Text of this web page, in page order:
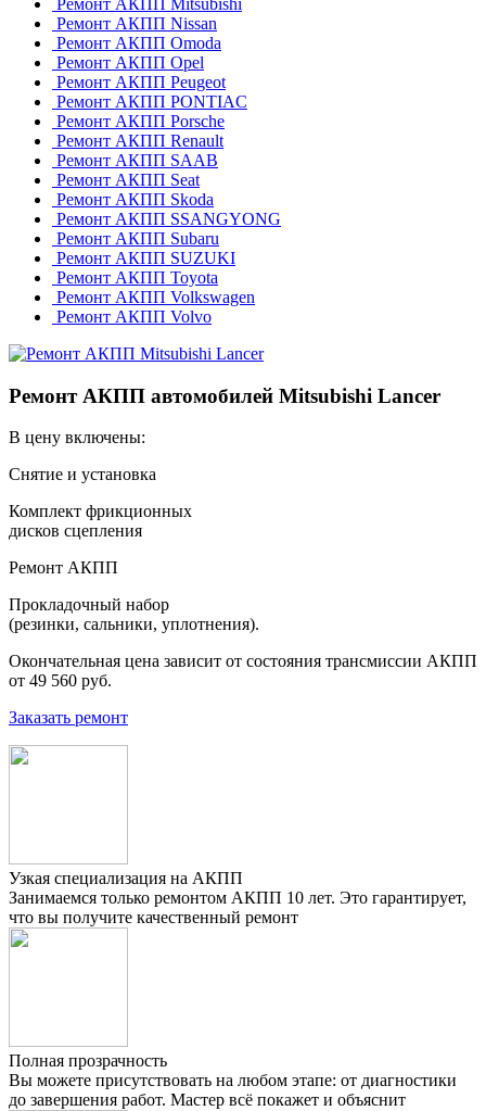
Ремонт АКПП Mitsubishi
Ремонт АКПП Nissan
Ремонт АКПП Omoda
Ремонт АКПП Opel
Ремонт АКПП Peugeot
Ремонт АКПП PONTIAC
Ремонт АКПП Porsche
Ремонт АКПП Renault
Ремонт АКПП SAAB
Ремонт АКПП Seat
Ремонт АКПП Skoda
Ремонт АКПП SSANGYONG
Ремонт АКПП Subaru
Ремонт АКПП SUZUKI
Ремонт АКПП Toyota
Ремонт АКПП Volkswagen
Ремонт АКПП Volvo
Ремонт АКПП автомобилей Mitsubishi Lancer
В цену включены:
Снятие и установка
Комплект фрикционных
дисков сцепления
Ремонт АКПП
Прокладочный набор
(резинки, сальники, уплотнения).
Окончательная цена зависит от состояния трансмиссии АКПП
от 49 560 руб.
Заказать ремонт
Узкая специализация на АКПП
Занимаемся только ремонтом АКПП 10 лет. Это гарантирует,
что вы получите качественный ремонт
Полная прозрачность
Вы можете присутствовать на любом этапе: от диагностики
до завершения работ. Мастер всё покажет и объяснит